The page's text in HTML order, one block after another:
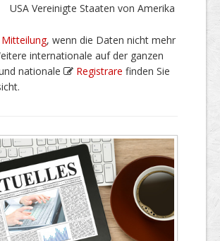
USA Vereinigte Staaten von Amerika
Mitteilung, wenn die Daten nicht mehr
internationale auf der ganzen
nationale
Registrare finden Sie